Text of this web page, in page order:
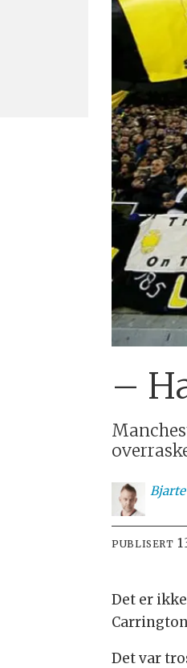
–
Bjarte
PUBLISERT
Det er
Det var